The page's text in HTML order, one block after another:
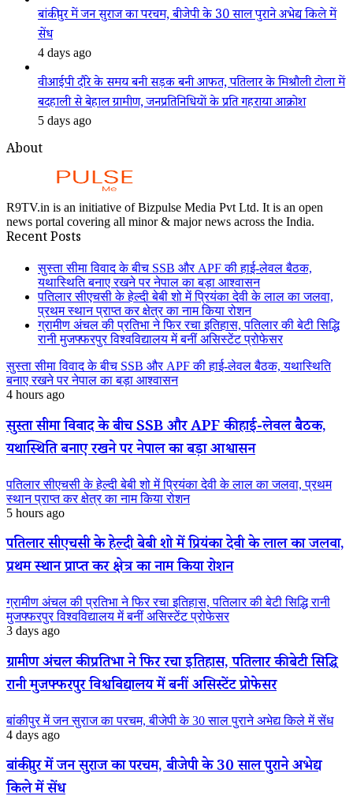
बांकीपुर में जन सुराज का परचम, बीजेपी के 30 साल पुराने अभेद्य किले में
सेंध
4 days ago
वीआईपी दौरे के समय बनी सड़क बनी आफत, पतिलार के मिश्रौली टोला में
बदहाली से बेहाल ग्रामीण, जनप्रतिनिधियों के प्रति गहराया आक्रोश
5 days ago
About
R9TV.in is an initiative of Bizpulse Media Pvt Ltd. It is an open
news portal covering all minor & major news across the India.
Recent Posts
सुस्ता सीमा विवाद के बीच SSB और APF की हाई-लेवल बैठक,
यथास्थिति बनाए रखने पर नेपाल का बड़ा आश्वासन
पतिलार सीएचसी के हेल्दी बेबी शो में प्रियंका देवी के लाल का जलवा,
प्रथम स्थान प्राप्त कर क्षेत्र का नाम किया रोशन
ग्रामीण अंचल की प्रतिभा ने फिर रचा इतिहास, पतिलार की बेटी सिद्धि
रानी मुजफ्फरपुर विश्वविद्यालय में बनीं असिस्टेंट प्रोफेसर
सुस्ता सीमा विवाद के बीच SSB और APF की हाई-लेवल बैठक, यथास्थिति
बनाए रखने पर नेपाल का बड़ा आश्वासन
4 hours ago
सुस्ता सीमा विवाद के बीच SSB और APF की हाई-लेवल बैठक,
यथास्थिति बनाए रखने पर नेपाल का बड़ा आश्वासन
पतिलार सीएचसी के हेल्दी बेबी शो में प्रियंका देवी के लाल का जलवा, प्रथम
स्थान प्राप्त कर क्षेत्र का नाम किया रोशन
5 hours ago
पतिलार सीएचसी के हेल्दी बेबी शो में प्रियंका देवी के लाल का जलवा,
प्रथम स्थान प्राप्त कर क्षेत्र का नाम किया रोशन
ग्रामीण अंचल की प्रतिभा ने फिर रचा इतिहास, पतिलार की बेटी सिद्धि रानी
मुजफ्फरपुर विश्वविद्यालय में बनीं असिस्टेंट प्रोफेसर
3 days ago
ग्रामीण अंचल की प्रतिभा ने फिर रचा इतिहास, पतिलार की बेटी सिद्धि
रानी मुजफ्फरपुर विश्वविद्यालय में बनीं असिस्टेंट प्रोफेसर
बांकीपुर में जन सुराज का परचम, बीजेपी के 30 साल पुराने अभेद्य किले में सेंध
4 days ago
बांकीपुर में जन सुराज का परचम, बीजेपी के 30 साल पुराने अभेद्य
किले में सेंध